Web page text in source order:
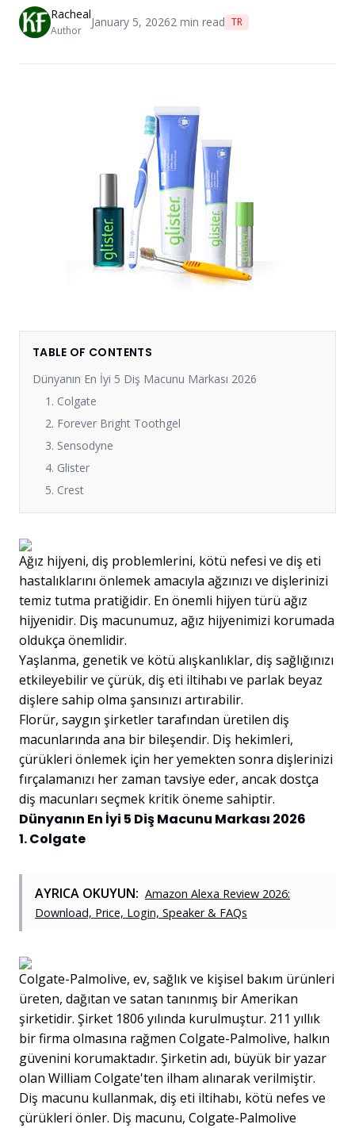
Racheal
Author
January 5, 20262 min read TR
TABLE OF CONTENTS
Dünyanın En İyi 5 Diş Macunu Markası 2026
1. Colgate
2. Forever Bright Toothgel
3. Sensodyne
4. Glister
5. Crest
Ağız hijyeni, diş problemlerini, kötü nefesi ve diş eti
hastalıklarını önlemek amacıyla ağzınızı ve dişlerinizi
temiz tutma pratiğidir. En önemli hijyen türü ağız
hijyenidir. Diş macunumuz, ağız hijyenimizi korumada
oldukça önemlidir.
Yaşlanma, genetik ve kötü alışkanlıklar, diş sağlığınızı
etkileyebilir ve çürük, diş eti iltihabı ve parlak beyaz
dişlere sahip olma şansınızı artırabilir.
Florür, saygın şirketler tarafından üretilen diş
macunlarında ana bir bileşendir. Diş hekimleri,
çürükleri önlemek için her yemekten sonra dişlerinizi
fırçalamanızı her zaman tavsiye eder, ancak dostça
diş macunları seçmek kritik öneme sahiptir.
Dünyanın En İyi 5 Diş Macunu Markası 2026
1. Colgate
AYRICA OKUYUN: Amazon Alexa Review 2026:
Download, Price, Login, Speaker & FAQs
Colgate-Palmolive, ev, sağlık ve kişisel bakım ürünleri
üreten, dağıtan ve satan tanınmış bir Amerikan
şirketidir. Şirket 1806 yılında kurulmuştur. 211 yıllık
bir firma olmasına rağmen Colgate-Palmolive, halkın
güvenini korumaktadır. Şirketin adı, büyük bir yazar
olan William Colgate'ten ilham alınarak verilmiştir.
Diş macunu kullanmak, diş eti iltihabı, kötü nefes ve
çürükleri önler. Diş macunu, Colgate-Palmolive